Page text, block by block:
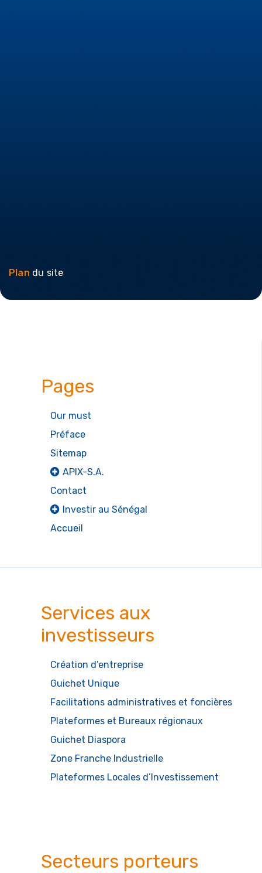
Plan du site
Pages
Our must
Préface
Sitemap
APIX-S.A.
Contact
Investir au Sénégal
Accueil
Services aux
investisseurs
Création d’entreprise
Guichet Unique
Facilitations administratives et foncières
Plateformes et Bureaux régionaux
Guichet Diaspora
Zone Franche Industrielle
Plateformes Locales d’Investissement
Secteurs porteurs
Création